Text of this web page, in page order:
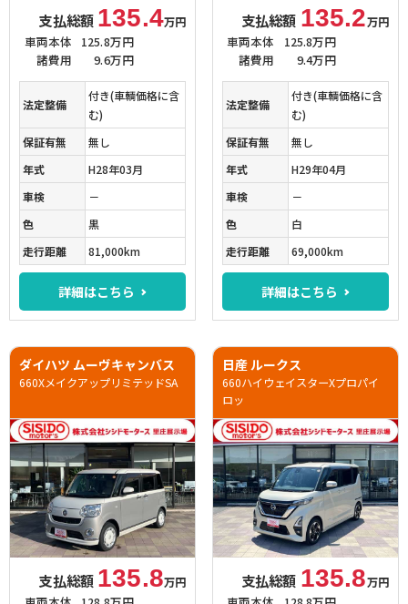
支払総額 135.4万円
車両本体
125.8万円
諸費用
9.6万円
法定整備
付き(車輌価格に含
む)
保証有無
無し
年式
H28年03月
車検
－
色
黒
走行距離
81,000km
詳細はこちら
支払総額 135.2万円
車両本体
125.8万円
諸費用
9.4万円
法定整備
付き(車輌価格に含
む)
保証有無
無し
年式
H29年04月
車検
－
色
白
走行距離
69,000km
詳細はこちら
ダイハツ ムーヴキャンバス
660XメイクアップリミテッドSA
支払総額 135.8万円
日産 ルークス
660ハイウェイスターXプロパイ
ロッ
支払総額 135.8万円